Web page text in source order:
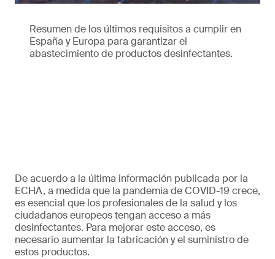
Resumen de los últimos requisitos a cumplir en
España y Europa para garantizar el
abastecimiento de productos desinfectantes.
De acuerdo a la última información publicada por la
ECHA, a medida que la pandemia de COVID-19 crece,
es esencial que los profesionales de la salud y los
ciudadanos europeos tengan acceso a más
desinfectantes. Para mejorar este acceso, es
necesario aumentar la fabricación y el suministro de
estos productos.